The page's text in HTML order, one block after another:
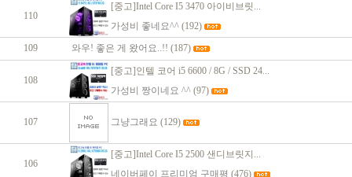
110
[중고]Intel Core I5 3470 아이비브릿...
가성비 좋네요^^ (192)
109
와우! 좋은 게 왔어요..!! (187)
108
[중고]인텔 코어 i5 6600 / 8G / SSD 24...
가성비 짱이네요 ^^ (97)
107 그냥그래요 (129)
106
[중고]Intel Core I5 2500 샌디브릿지...
네이버페이 프리미엄 구매평 (476)